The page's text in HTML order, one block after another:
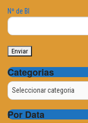
Nº de BI
Categorias
Categorias
Por Data